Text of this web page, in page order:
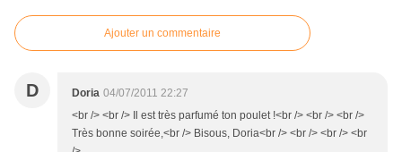
Ajouter un commentaire
D Doria 04/07/2011 22:27
<br /> <br /> Il est très parfumé ton poulet !<br /> <br /> <br />
Très bonne soirée,<br /> Bisous, Doria<br /> <br /> <br /> <br